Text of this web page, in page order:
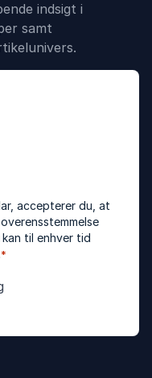
indsigt i
samt
accepterer du, at
kan til enhver tid
*